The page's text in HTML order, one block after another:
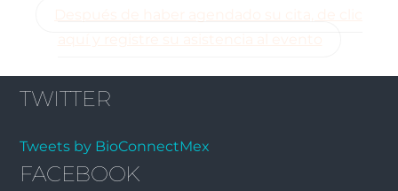
TWITTER
Tweets by BioConnectMex
FACEBOOK